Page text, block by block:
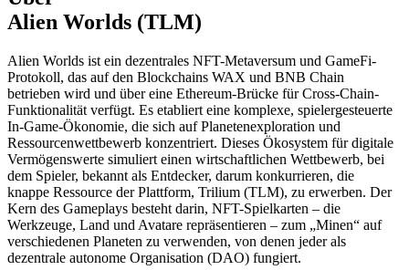
Alien Worlds (TLM)
Alien Worlds ist ein dezentrales NFT-Metaversum und GameFi-
Protokoll, das auf den Blockchains WAX und BNB Chain
betrieben wird und über eine Ethereum-Brücke für Cross-Chain-
Funktionalität verfügt. Es etabliert eine komplexe, spielergesteuerte
In-Game-Ökonomie, die sich auf Planetenexploration und
Ressourcenwettbewerb konzentriert. Dieses Ökosystem für digitale
Vermögenswerte simuliert einen wirtschaftlichen Wettbewerb, bei
dem Spieler, bekannt als Entdecker, darum konkurrieren, die
knappe Ressource der Plattform, Trilium (TLM), zu erwerben. Der
Kern des Gameplays besteht darin, NFT-Spielkarten – die
Werkzeuge, Land und Avatare repräsentieren – zum „Minen“ auf
verschiedenen Planeten zu verwenden, von denen jeder als
dezentrale autonome Organisation (DAO) fungiert.